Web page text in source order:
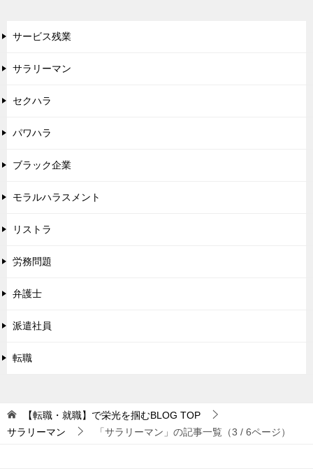
サービス残業
サラリーマン
セクハラ
パワハラ
ブラック企業
モラルハラスメント
リストラ
労務問題
弁護士
派遣社員
転職
【転職・就職】で栄光を掴むBLOG TOP
サラリーマン
「サラリーマン」の記事一覧（3 / 6ページ）